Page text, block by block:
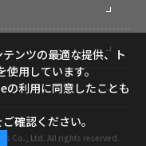
Co., Ltd. All rights reserved.
ンツの最適な提供、ト
用しています。
利用に同意したことも
ご確認ください。